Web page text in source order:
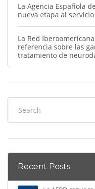
La Agencia Española
nueva etapa al
La Red
referencia sobre las
tratamiento de
Recent Posts